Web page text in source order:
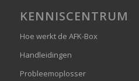
KENNISCENTRUM
Hoe werkt de AFK-Box
Handleidingen
Probleemoplosser